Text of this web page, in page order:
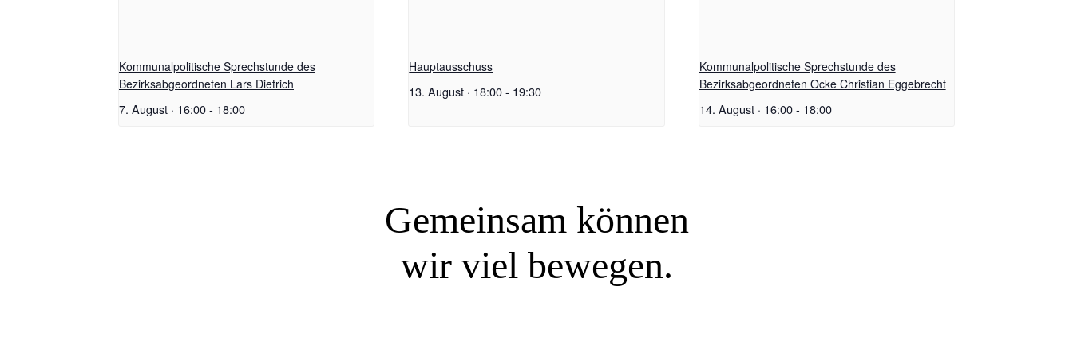
Kommunalpolitische Sprechstunde des
Bezirksabgeordneten Lars Dietrich
7. August · 16:00- 18:00
Hauptausschuss
13. August · 18:00 - 19:30
Kommunalpolitische Sprechstunde des
Bezirksabgeordneten Ocke Christian Eggebrecht
14. August · 16:00 - 18:00
Gemeinsam können
wir viel bewegen.